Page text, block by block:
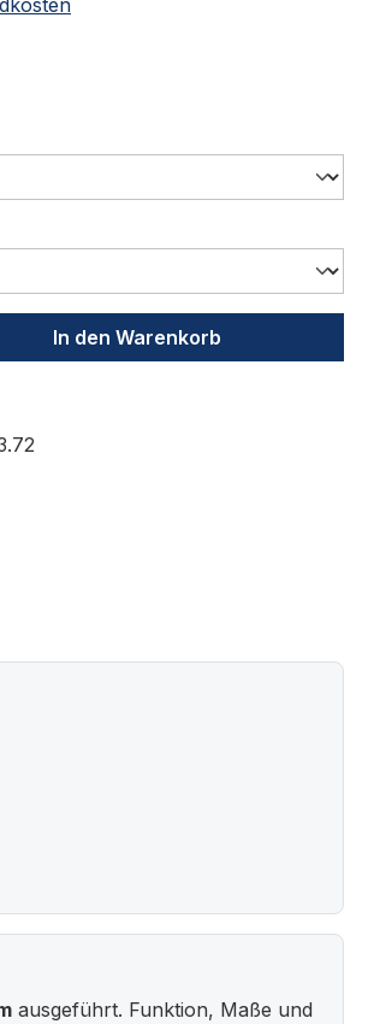
den gewünschten Wert
In den Warenkorb
ausgeführt. Funktion, Maße und